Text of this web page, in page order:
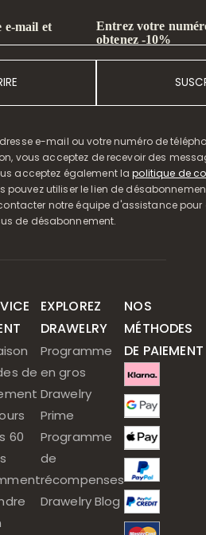
e-mail et
Entrez votre
obtenez -10%
e-mail ou votre numéro de
vous acceptez de recevoir des
acceptez également lapolitique de
pouvez utiliser le lien de
notre équipe d'assistance pour
de désabonnement.
de
60
EXPLOREZ
DRAWELRY
Programme
en gros
Drawelry
Prime
Programme
de
récompenses
Drawelry Blog
NOS
MÉTHODES
DE PAIEMENT